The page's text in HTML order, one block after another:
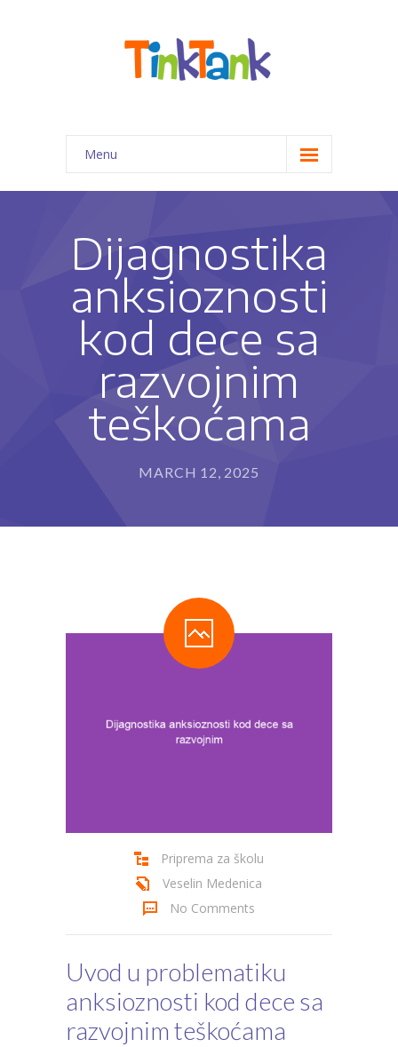
Menu
Početna
-- Priprema predškolaca za 1. razred
-- Kreativno-edukativne radionice
-- Pomoć pri izradi domaćih zadataka
-- Programi edukativne terapije
---- Program za razvoj sposobnosti pisanja i
rukopisa (IET-P®)
---- Program usvajanja čitanja (IET-Č®)
(IET-M®)
-- Stimulacija razvoja deteta
-- Defektološki tretman
---- Kako edukativni terapeut može da pomogne?
Dijagnostika
anksioznosti
kod dece sa
razvojnim
teškoćama
MARCH 12, 2025
Priprema za školu
Veselin Medenica
No Comments
Uvod u problematiku
anksioznosti kod dece sa
razvojnim teškoćama